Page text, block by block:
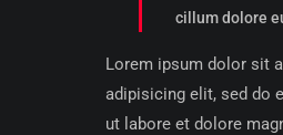
cillum dolore
Lorem ipsum dolor sit
adipisicing elit, sed do
ut labore et dolore